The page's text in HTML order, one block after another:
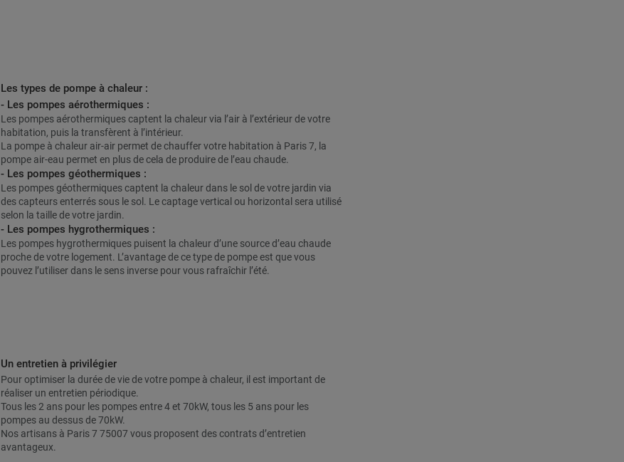
Les types de pompe à chaleur :
- Les pompes aérothermiques :
Les pompes aérothermiques captent la chaleur via l’air à l’extérieur de votre
habitation, puis la transfèrent à l’intérieur.
La pompe à chaleur air-air permet de chauffer votre habitation à Paris 7, la
pompe air-eau permet en plus de cela de produire de l’eau chaude.
- Les pompes géothermiques :
Les pompes géothermiques captent la chaleur dans le sol de votre jardin via
des capteurs enterrés sous le sol. Le captage vertical ou horizontal sera utilisé
selon la taille de votre jardin.
- Les pompes hygrothermiques :
Les pompes hygrothermiques puisent la chaleur d’une source d’eau chaude
proche de votre logement. L’avantage de ce type de pompe est que vous
pouvez l’utiliser dans le sens inverse pour vous rafraîchir l’été.
Un entretien à privilégier
Pour optimiser la durée de vie de votre pompe à chaleur, il est important de
réaliser un entretien périodique.
Tous les 2 ans pour les pompes entre 4 et 70kW, tous les 5 ans pour les
pompes au dessus de 70kW.
Nos artisans à Paris 7 75007 vous proposent des contrats d’entretien
avantageux.